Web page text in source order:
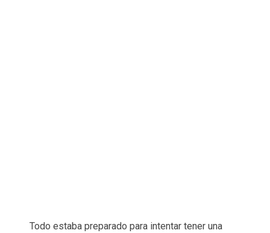
Todo estaba preparado para intentar tener una